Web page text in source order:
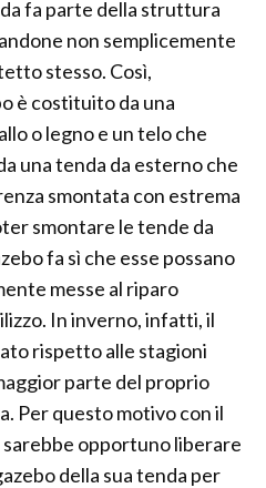
fa parte della struttura
non semplicemente
stesso. Così,
è costituito da una
o legno e un telo che
una tenda da esterno che
smontata con estrema
smontare le tende da
fa sì che esse possano
messe al riparo
In inverno, infatti, il
rispetto alle stagioni
parte del proprio
Per questo motivo con il
opportuno liberare
della sua tenda per